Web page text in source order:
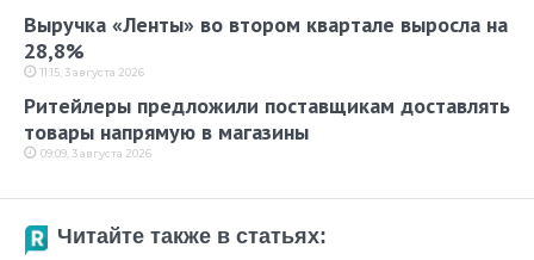
Выручка «Ленты» во втором квартале выросла на
28,8%
11:15, 3 августа 2026
Ритейлеры предложили поставщикам доставлять
товары напрямую в магазины
09:09, 3 августа 2026
Читайте также в статьях: